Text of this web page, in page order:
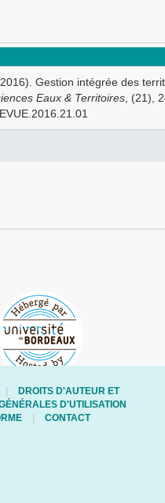
Gestion intégrée des
Eaux & Territoires, (21),
DROITS D'AUTEUR ET
D'UTILISATION
CONTACT